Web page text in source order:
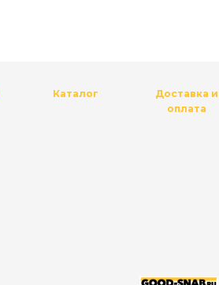
Каталог
Доставка и
оплата